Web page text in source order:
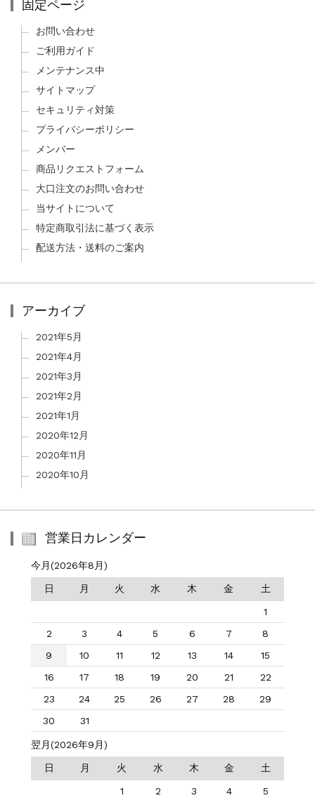
固定ページ
お問い合わせ
ご利用ガイド
メンテナンス中
サイトマップ
セキュリティ対策
プライバシーポリシー
メンバー
商品リクエストフォーム
大口注文のお問い合わせ
当サイトについて
特定商取引法に基づく表示
配送方法・送料のご案内
アーカイブ
2021年5月
2021年4月
2021年3月
2021年2月
2021年1月
2020年12月
2020年11月
2020年10月
営業日カレンダー
今月(2026年8月)
日 月 火 水 木 金 土
1
2
3 4 5 6 7
8
9
10 11 12 13 14
15
16
17 18 19 20 21
22
23
24 25 26 27 28
29
30
31
翌月(2026年9月)
日 月 火 水 木 金 土
1 2 3 4
5